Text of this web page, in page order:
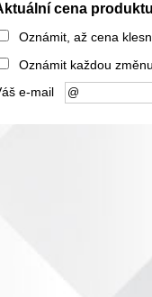
cena
Oznámit, až cena
Oznámit každou
e-mail